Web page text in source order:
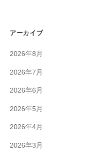
アーカイブ
2026年8月
2026年7月
2026年6月
2026年5月
2026年4月
2026年3月